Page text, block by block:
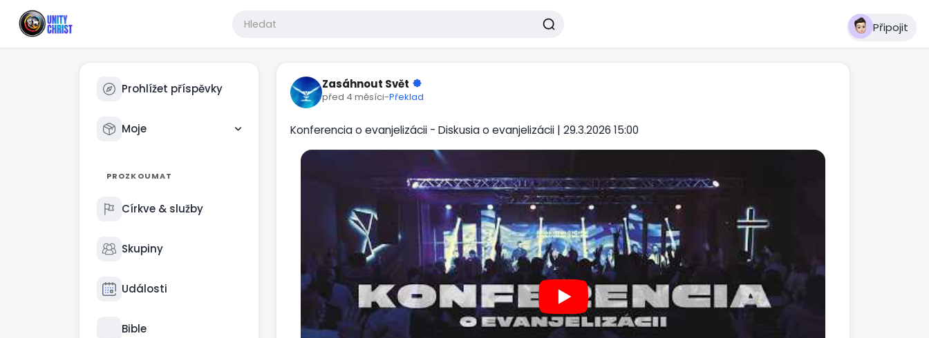
Připojit
Prohlížet příspěvky
Moje
PROZKOUMAT
Církve & služby
Skupiny
Události
Bible
Zasáhnout Svět
před 4 měsíci-Překlad
Konferencia o evanjelizácii - Diskusia o evanjelizácii | 29.3.2026 15:00